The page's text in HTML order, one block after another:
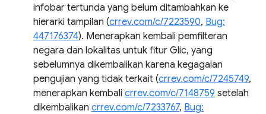
infobar tertunda yang belum ditambahkan ke
hierarki tampilan (crrev.com/c/7223590, Bug:
447176374). Menerapkan kembali pemfilteran
negara dan lokalitas untuk fitur Glic, yang
sebelumnya dikembalikan karena kegagalan
pengujian yang tidak terkait (crrev.com/c/7245749,
menerapkan kembali crrev.com/c/7148759 setelah
dikembalikan crrev.com/c/7233767, Bug: